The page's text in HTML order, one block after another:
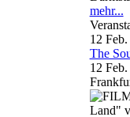
mehr...
12 Feb.
The
12